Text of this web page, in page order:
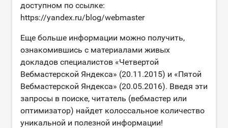
доступном по ссылке:
https://yandex.ru/blog/webmaster
Еще больше информации можно получить,
ознакомившись с материалами живых
докладов специалистов «Четвертой
Вебмастерской Яндекса» (20.11.2015) и «Пятой
Вебмастерской Яндекса» (20.05.2016). Введя эти
запросы в поиске, читатель (вебмастер или
оптимизатор) найдет колоссальное количество
уникальной и полезной информации!